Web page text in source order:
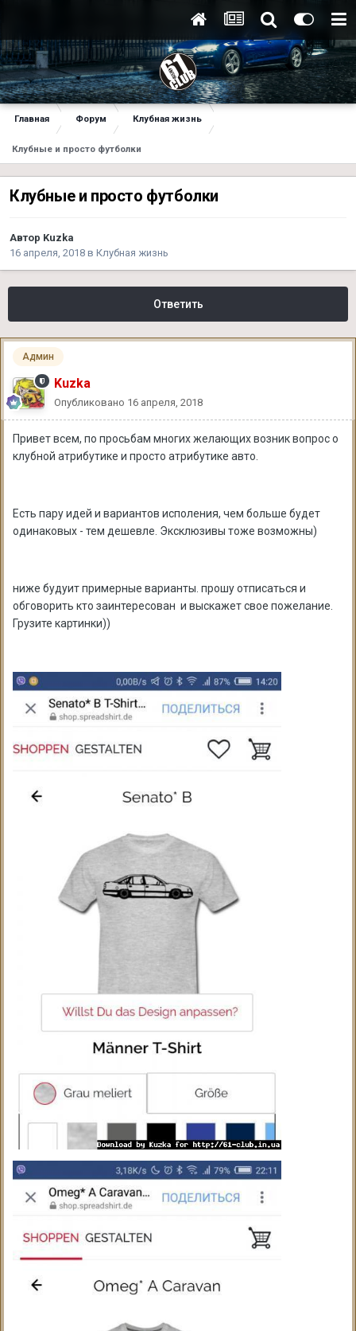
Главная Форум Клубная жизнь
Клубные и просто футболки
Клубные и просто футболки
Автор Kuzka
16 апреля, 2018 в Клубная жизнь
Ответить
Админ
Kuzka
Опубликовано 16 апреля, 2018
Привет всем, по просьбам многих желающих возник вопрос о
клубной атрибутике и просто атрибутике авто.
Есть пару идей и вариантов исполения, чем больше будет
одинаковых - тем дешевле. Эксклюзивы тоже возможны)
ниже будуит примерные варианты. прошу отписаться и
обговорить кто заинтересован и выскажет свое пожелание.
Грузите картинки))